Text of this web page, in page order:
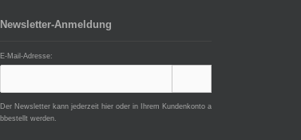
Newsletter-Anmeldung
E-Mail-Adresse:
Der Newsletter kann jederzeit hier oder in Ihrem Kundenkonto a
bbestellt werden.